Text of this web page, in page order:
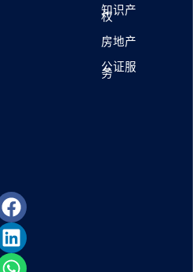
F
a
c
e
L
i
n
k
W
h
a
t
P
h
o
n
P
a
p
e
知识产
权
房地产
公证服
务